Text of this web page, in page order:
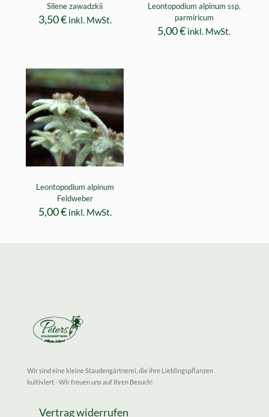
Silene zawadzkii
3,50€ inkl. MwSt.
Leontopodium alpinum ssp.
parmiricum
5,00€ inkl. MwSt.
Leontopodium alpinum
Feldweber
5,00€ inkl. MwSt.
Wir sind eine kleine Staudengärtnerei, die ihre Lieblingspflanzen
kultiviert - Wir freuen uns auf Ihren Besuch!
Vertrag widerrufen